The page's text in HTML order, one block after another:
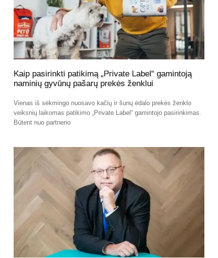
Kaip pasirinkti patikimą „Private Label“ gamintoją
naminių gyvūnų pašarų prekės ženklui
Vienas iš sėkmingo nuosavo kačių ir šunų ėdalo prekės ženklo
veiksnių laikomas patikimo „Private Label“ gamintojo pasirinkimas.
Būtent nuo partnerio